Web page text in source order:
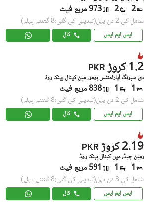
2
2 973 مربع فیٹ
شامل کی:2 دن پہل (تبدیلی کی گئی:8 گھنٹے پہلے)
ایس ایم ایس کال
PKR 1.2 کروڑ
دی سپرنگ آپارٹمنٹس ہومز, مین کینال بینک روڈ
1
1 838 مربع فیٹ
شامل کی:2 دن پہل (تبدیلی کی گئی:8 گھنٹے پہلے)
ایس ایم ایس کال
PKR 2.19 کروڑ
زمین جیڈ, مین کینال بینک روڈ
1
1 591 مربع فیٹ
شامل کی:3 دن پہل (تبدیلی کی گئی:8 گھنٹے پہلے)
ایس ایم ایس کال